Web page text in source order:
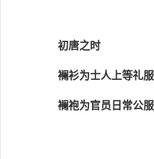
初唐之时
襕衫为士人上等礼服
襕袍为官员日常公服